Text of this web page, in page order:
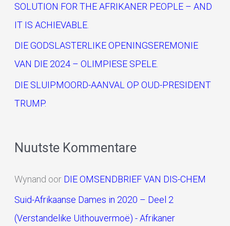
SOLUTION FOR THE AFRIKANER PEOPLE – AND
IT IS ACHIEVABLE.
DIE GODSLASTERLIKE OPENINGSEREMONIE
VAN DIE 2024 – OLIMPIESE SPELE.
DIE SLUIPMOORD-AANVAL OP OUD-PRESIDENT
TRUMP.
Nuutste Kommentare
Wynand oor DIE OMSENDBRIEF VAN DIS-CHEM
Suid-Afrikaanse Dames in 2020 – Deel 2
(Verstandelike Uithouvermoë) - Afrikaner